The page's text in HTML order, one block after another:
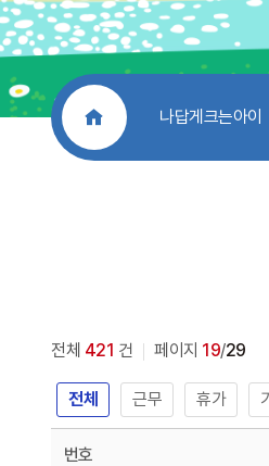
처음으로나답게크는아이
전체 421 건 페이지 19/29
전체 근무 휴가
번호